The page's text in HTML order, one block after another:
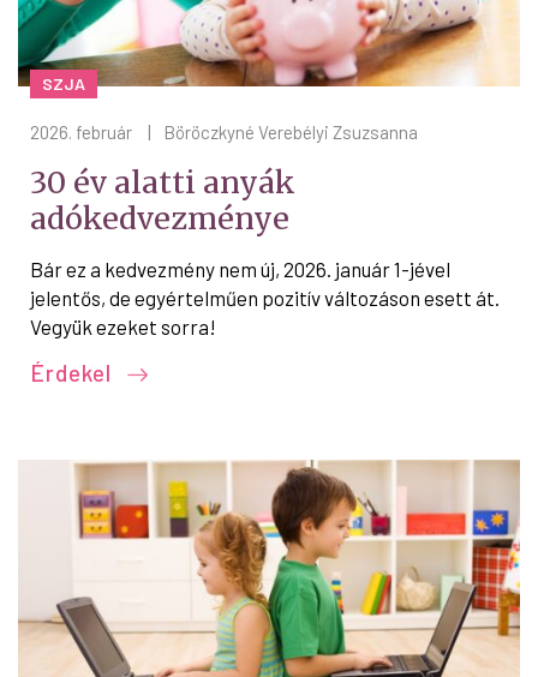
SZJA
2026. február Böröczkyné Verebélyi Zsuzsanna
30 év alatti anyák
adókedvezménye
Bár ez a kedvezmény nem új, 2026. január 1-jével
jelentős, de egyértelműen pozitív változáson esett át.
Vegyük ezeket sorra!
Érdekel